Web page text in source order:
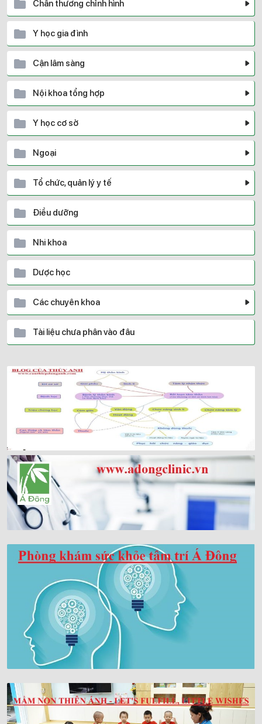
Chấn thương chỉnh hình
Y học gia đình
Cận lâm sàng
Nội khoa tổng hợp
Y học cơ sở
Ngoại
Tổ chức, quản lý y tế
Điều dưỡng
Nhi khoa
Dược học
Các chuyên khoa
Tài liệu chưa phân vào đâu